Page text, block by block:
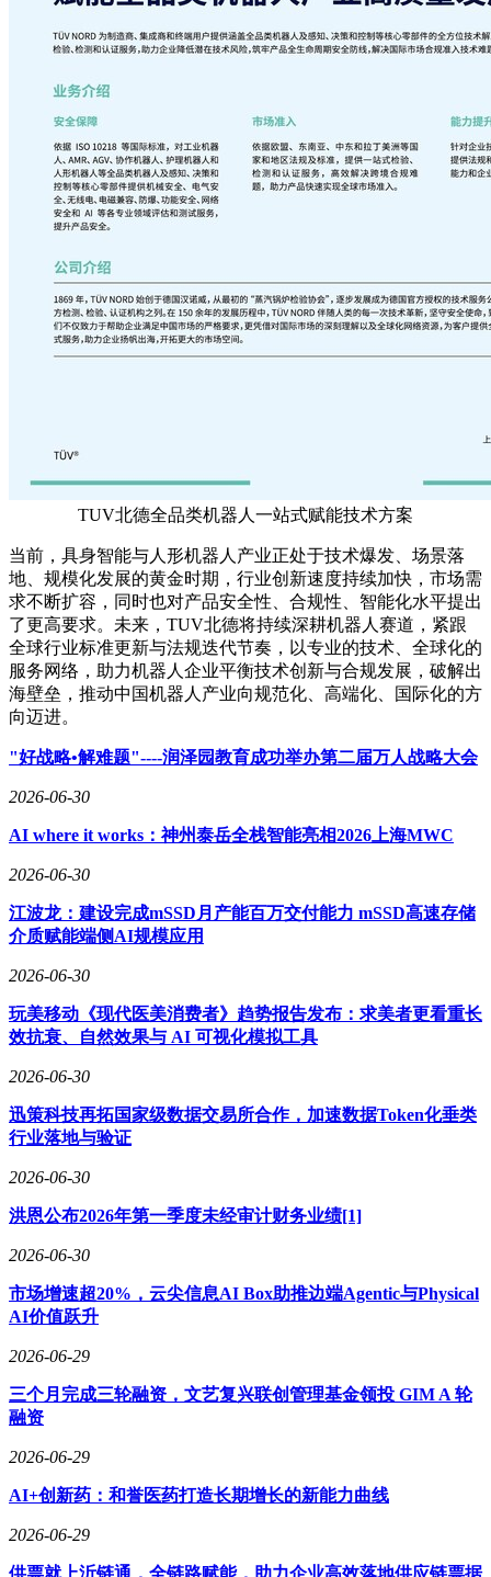
TUV北德全品类机器人一站式赋能技术方案
当前，具身智能与人形机器人产业正处于技术爆发、场景落
地、规模化发展的黄金时期，行业创新速度持续加快，市场需
求不断扩容，同时也对产品安全性、合规性、智能化水平提出
了更高要求。未来，TUV北德将持续深耕机器人赛道，紧跟
全球行业标准更新与法规迭代节奏，以专业的技术、全球化的
服务网络，助力机器人企业平衡技术创新与合规发展，破解出
海壁垒，推动中国机器人产业向规范化、高端化、国际化的方
向迈进。
"好战略•解难题"----润泽园教育成功举办第二届万人战略大会
2026-06-30
AI where it works：神州泰岳全栈智能亮相2026上海MWC
2026-06-30
江波龙：建设完成mSSD月产能百万交付能力 mSSD高速存储
介质赋能端侧AI规模应用
2026-06-30
玩美移动《现代医美消费者》趋势报告发布：求美者更看重长
效抗衰、自然效果与 AI 可视化模拟工具
2026-06-30
迅策科技再拓国家级数据交易所合作，加速数据Token化垂类
行业落地与验证
2026-06-30
洪恩公布2026年第一季度未经审计财务业绩[1]
2026-06-30
市场增速超20%，云尖信息AI Box助推边端Agentic与Physical
AI价值跃升
2026-06-29
三个月完成三轮融资，文艺复兴联创管理基金领投 GIM A 轮
融资
2026-06-29
AI+创新药：和誉医药打造长期增长的新能力曲线
2026-06-29
供票就上沂链通，全链路赋能，助力企业高效落地供应链票据